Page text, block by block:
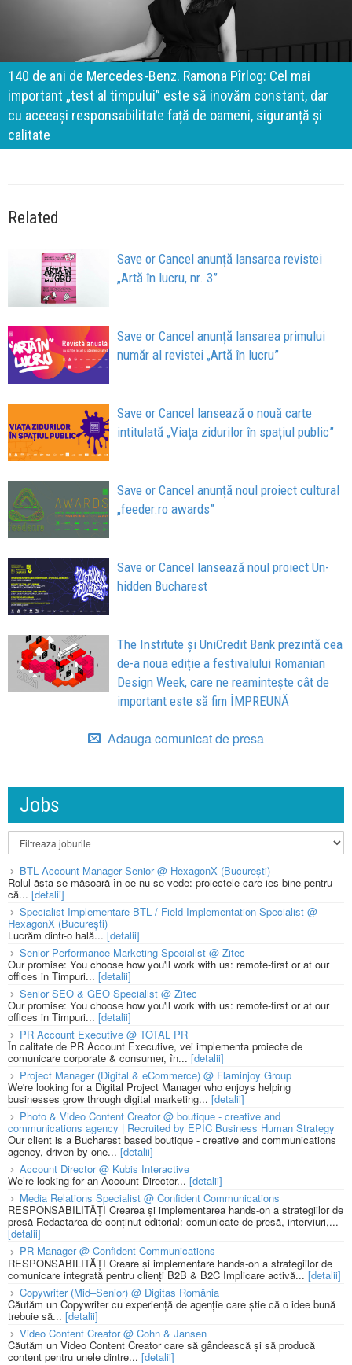
140 de ani de Mercedes-Benz. Ramona Pîrlog: Cel mai
important „test al timpului” este să inovăm constant, dar
cu aceeași responsabilitate față de oameni, siguranță și
calitate
Related
Save or Cancel anunță lansarea revistei
„Artă în lucru, nr. 3”
Save or Cancel anunță lansarea primului
număr al revistei „Artă în lucru”
Save or Cancel lansează o nouă carte
intitulată „Viața zidurilor în spațiul public”
Save or Cancel anunță noul proiect cultural
„feeder.ro awards”
Save or Cancel lansează noul proiect Un-
hidden Bucharest
The Institute și UniCredit Bank prezintă cea
de-a noua ediție a festivalului Romanian
Design Week, care ne reamintește cât de
important este să fim ÎMPREUNĂ
Adauga comunicat de presa
Jobs
BTL Account Manager Senior @ HexagonX (București)
Rolul ăsta se măsoară în ce nu se vede: proiectele care ies bine pentru
că... [detalii]
Specialist Implementare BTL / Field Implementation Specialist @
HexagonX (București)
Lucrăm dintr-o hală...[detalii]
Senior Performance Marketing Specialist @ Zitec
Our promise: You choose how you'll work with us: remote-first or at our
offices in Timpuri... [detalii]
Senior SEO & GEO Specialist @ Zitec
Our promise: You choose how you'll work with us: remote-first or at our
offices in Timpuri... [detalii]
PR Account Executive @ TOTAL PR
În calitate de PR Account Executive, vei implementa proiecte de
comunicare corporate & consumer, în... [detalii]
Project Manager (Digital & eCommerce) @ Flaminjoy Group
We're looking for a Digital Project Manager who enjoys helping
businesses grow through digital marketing... [detalii]
Photo & Video Content Creator @ boutique - creative and
communications agency | Recruited by EPIC Business Human Strategy
Our client is a Bucharest based boutique - creative and communications
agency, driven by one... [detalii]
Account Director @ Kubis Interactive
We’re looking for an Account Director... [detalii]
Media Relations Specialist @ Confident Communications
RESPONSABILITĂȚI Crearea și implementarea hands-on a strategiilor de
presă Redactarea de conținut editorial: comunicate de presă, interviuri,...
[detalii]
PR Manager @ Confident Communications
RESPONSABILITĂȚI Creare și implementare hands-on a strategiilor de
comunicare integrată pentru clienți B2B & B2C Implicare activă... [detalii]
Copywriter (Mid–Senior) @ Digitas România
Căutăm un Copywriter cu experiență de agenție care știe că o idee bună
trebuie să... [detalii]
Video Content Creator @ Cohn & Jansen
Căutăm un Video Content Creator care să gândească și să producă
content pentru unele dintre... [detalii]